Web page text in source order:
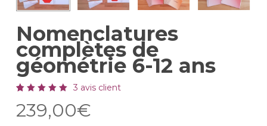
Nomenclatures
complètes de
géométrie 6-12 ans
5.00
sur 5
3 avis client
239,00€